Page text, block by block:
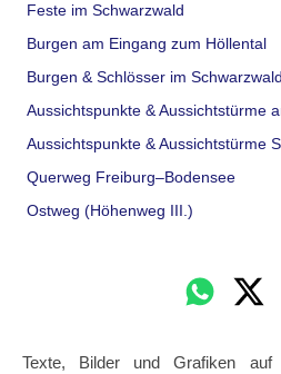
Feste im Schwarzwald
Burgen am Eingang zum Höllental
Burgen & Schlösser im Schwarzwald
Aussichtspunkte & Aussichtstürme
Aussichtspunkte & Aussichtstürme
Querweg Freiburg–Bodensee
Ostweg (Höhenweg III.)
Texte, Bilder und Grafiken auf